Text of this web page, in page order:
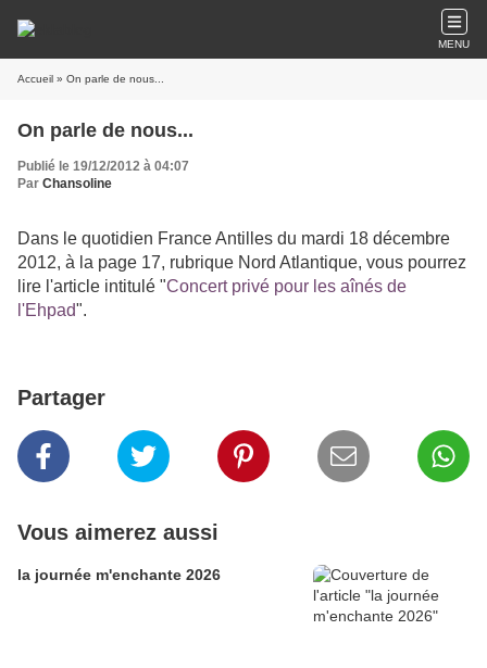
MENU
Accueil » On parle de nous...
On parle de nous...
Publié le 19/12/2012 à 04:07
Par Chansoline
Dans le quotidien France Antilles du mardi 18 décembre
2012, à la page 17, rubrique Nord Atlantique, vous pourrez
lire l'article intitulé "Concert privé pour les aînés de
l'Ehpad".
Partager
Vous aimerez aussi
la journée m'enchante 2026